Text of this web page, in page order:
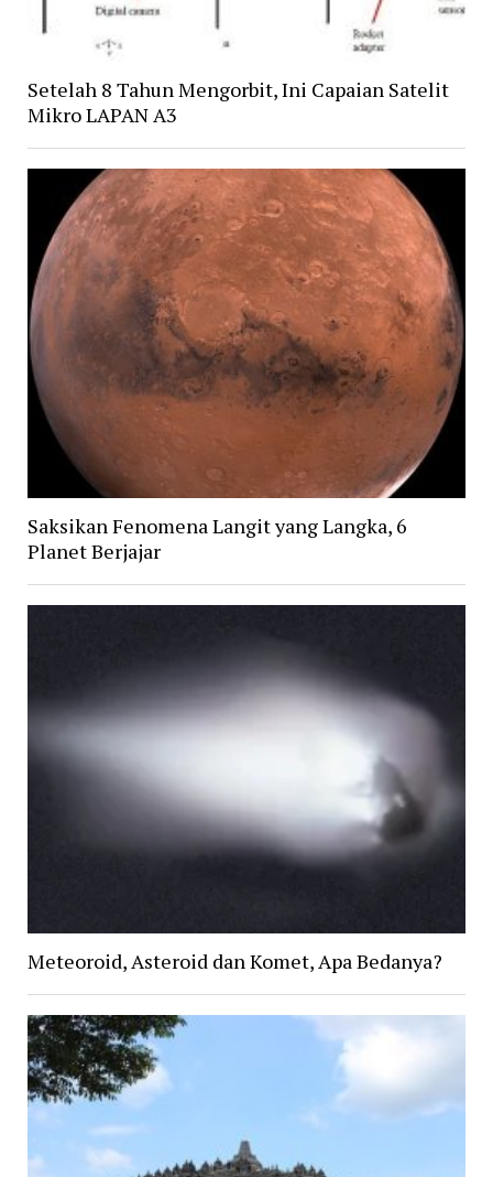
Setelah 8 Tahun Mengorbit, Ini Capaian Satelit
Mikro LAPAN A3
Saksikan Fenomena Langit yang Langka, 6
Planet Berjajar
Meteoroid, Asteroid dan Komet, Apa Bedanya?